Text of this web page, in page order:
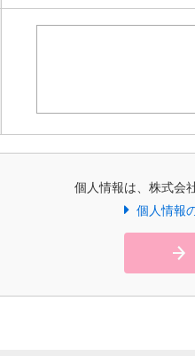
個人情報は、株式会
個人情報